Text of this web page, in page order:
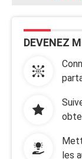
DEVENEZ
les